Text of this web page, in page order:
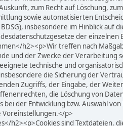
zum Recht auf Löschung,
sowie automatisierten
insbesondere im Hinblick
der
h2><p>Wir treffen nach
und der Zwecke der Verarbeitung
technische und
die Sicherung der
Zugriffs, der Eingabe, der
die Löschung von
der Entwicklung bzw. Auswahl
Voreinstellungen.</p>
h2><p>Cookies sind